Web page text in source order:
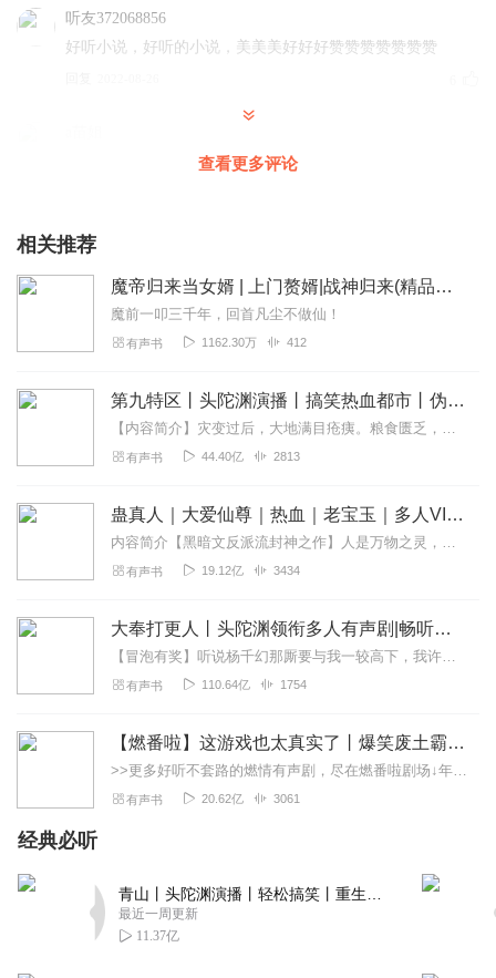
听友372068856
好听小说，好听的小说，美美美好好好赞赞赞赞赞赞赞
主播优秀演讲的不错，故事情节听着开心就好，习惯的全部
回复
1524393jina
生音好听，支持，支持，
175018994
这样的小说还可以，像是仙帝杀伐果断从不畏首畏尾
1340957iopl
问一下这本小说有几个女主
午夜安睡的猫
有的时候断断续续好像不完整
听友198164413
靠 简直就是黄色小说 动不动就本帝 这书应该封了
说好的双播呢？怎么是单播
2022-03-03
查看更多评论
相关推荐
魔帝归来当女婿 | 上门赘婿|战神归来(精品双播）
魔前一叩三千年，回首凡尘不做仙！
有声书 1162.30万 412
第九特区丨头陀渊演播丨搞笑热血都市丨伪戒丨VIP免费多人有声剧
【内容简介】灾变过后，大地满目疮痍。粮食匮乏，资源紧俏，局势混乱……一位从待规划区杀出来的青年，背对着漫天黄沙，孤身来到九区谋生，却不曾想偶然结识三五好友，一念...
有声书 44.40亿 2813
蛊真人｜大爱仙尊｜热血｜老宝玉｜多人VIP免费有声剧
内容简介【黑暗文反派流封神之作】人是万物之灵，蛊是天地真精。一个穿越者不断重生的故事。一个养蛊、炼蛊、用蛊的奇特世界。配音组（男角色）老宝玉旁白...
有声书 19.12亿 3434
大奉打更人丨头陀渊领衔多人有声剧|畅听全集|王鹤棣、田曦薇主演影视剧原著|卖报小郎君
【冒泡有奖】听说杨千幻那厮要与我一较高下，我许七安要开始装叉了！快进入声音播放页戳下方输入框，冒个泡偷偷告诉我，我要用哪些诗词才能胜过他？说得好的，有赏！202...
有声书 110.64亿 1754
【燃番啦】这游戏也太真实了丨爆笑废土霸榜神作丨紫襟剧社制作
>>更多好听不套路的燃情有声剧，尽在燃番啦剧场↓年度重磅推荐本专辑为VIP免费专辑每天上午10点5集更新，订阅可以听到最新内容哦！每周抽一个专辑五星优质评论送...
有声书 20.62亿 3061
经典必听
最近一周更新
11.37亿